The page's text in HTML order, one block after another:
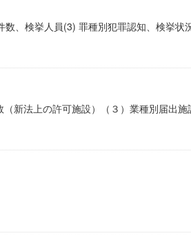
、検挙人員(3) 罪種別犯罪認知、検挙状
新法上の許可施設）（３）業種別届出施